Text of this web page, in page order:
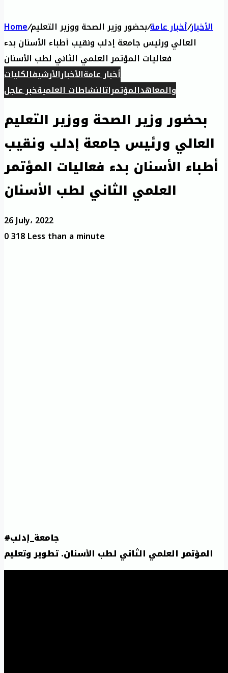
Home/ الأخبار/أخبار عامة/بحضور وزير الصحة ووزير التعليم
العالي ورئيس جامعة إدلب ونقيب أطباء الأسنان بدء
فعاليات المؤتمر العلمي الثاني لطب الأسنان
أخبار عامةالأخبارالأرشيفالكليات
والمعاهدالمؤتمراتالنشاطات العلميةخبر عاجل
بحضور وزير الصحة ووزير التعليم
العالي ورئيس جامعة إدلب ونقيب
أطباء الأسنان بدء فعاليات المؤتمر
العلمي الثاني لطب الأسنان
26 July، 2022
0318Less than a minute
#جامعة_إدلب
المؤتمر العلمي الثاني لطب الأسنان. تطوير وتعليم